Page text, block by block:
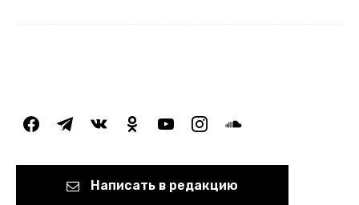
facebooktelegramvkontakteodnoklassniki
youtubeinstagramsoundcloud
Написать в редакцию